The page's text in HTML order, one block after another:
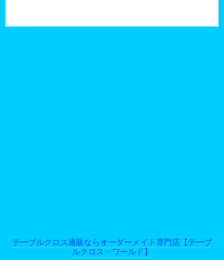
テーブルクロス通販ならオーダーメイド専門店【テーブ
ルクロス・ワールド】